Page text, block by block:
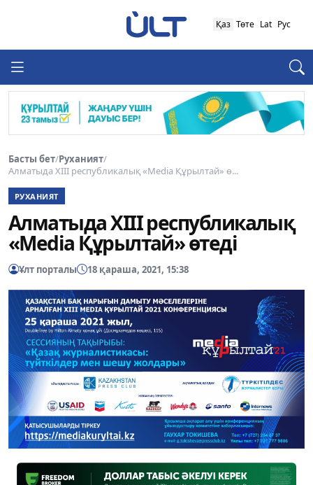
Қаз Төте Lat Рус
Басты бет/Руханият/
Алматыда XIII республикалық «Media Құрылтай» ө...
РУХАНИЯТ
Алматыда XIII республикалық
«Media Құрылтай» өтеді
Ұлт порталы 18 қараша, 2021, 15:38